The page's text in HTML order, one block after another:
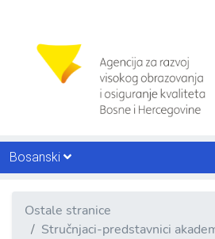
Bosanski
Ostale stranice
Stručnjaci-predstavnici